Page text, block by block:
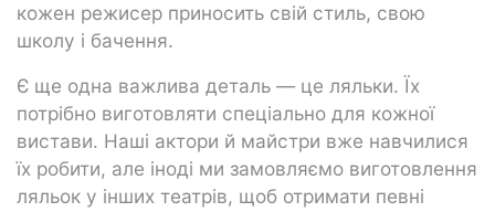
кожен режисер приносить свій стиль, свою
школу і бачення.
Є ще одна важлива деталь — це ляльки. Їх
потрібно виготовляти спеціально для кожної
вистави. Наші актори й майстри вже навчилися
їх робити, але іноді ми замовляємо виготовлення
ляльок у інших театрів, щоб отримати певні